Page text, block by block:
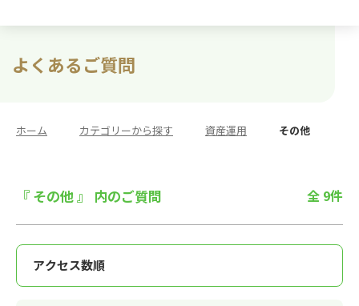
よくあるご質問
ホーム カテゴリーから探す 資産運用 その他
『 その他 』 内のご質問 全 9件